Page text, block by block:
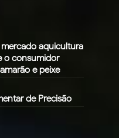
aquicultura
o consumidor
e peixe
de Precisão